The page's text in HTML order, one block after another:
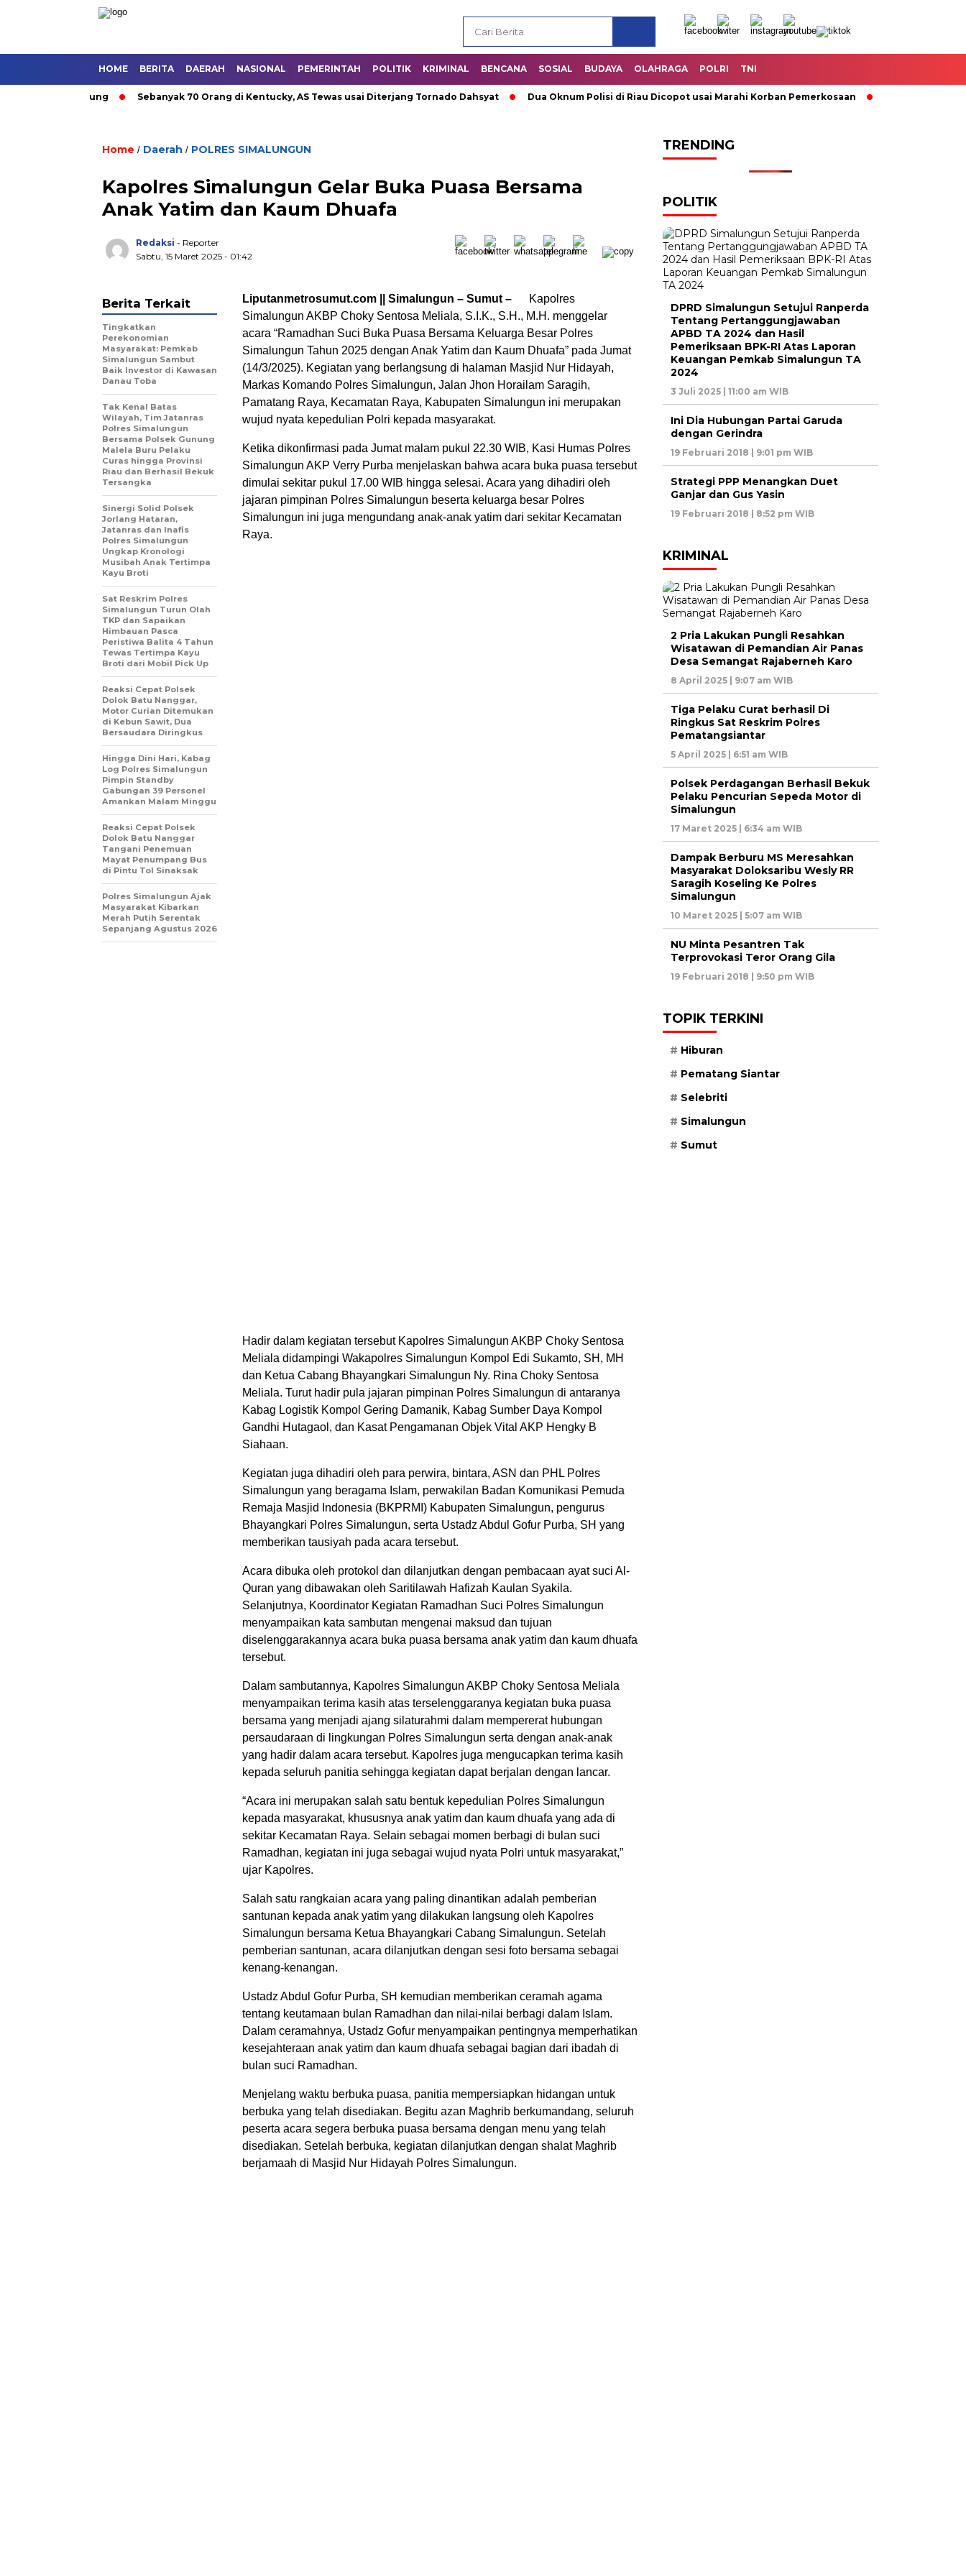
HOME BERITA DAERAH NASIONAL PEMERINTAH POLITIK KRIMINAL BENCANA SOSIAL BUDAYA OLAHRAGA POLRI TNI
Sebanyak 70 Orang di Kentucky, AS Tewas usai Diterjang Tornado Dahsyat Dua Oknum Polisi di Riau Dicopot usai Marahi Korban Pemerkosaan Kemendag Cabut
Home / Daerah / POLRES SIMALUNGUN
Kapolres Simalungun Gelar Buka Puasa Bersama
Anak Yatim dan Kaum Dhuafa
Redaksi - Reporter
Sabtu, 15 Maret 2025 - 01:42
Liputanmetrosumut.com || Simalungun – Sumut –
Kapolres
Simalungun AKBP Choky Sentosa Meliala, S.I.K., S.H., M.H. menggelar
acara “Ramadhan Suci Buka Puasa Bersama Keluarga Besar Polres
Simalungun Tahun 2025 dengan Anak Yatim dan Kaum Dhuafa” pada Jumat
(14/3/2025). Kegiatan yang berlangsung di halaman Masjid Nur Hidayah,
Markas Komando Polres Simalungun, Jalan Jhon Horailam Saragih,
Pamatang Raya, Kecamatan Raya, Kabupaten Simalungun ini merupakan
wujud nyata kepedulian Polri kepada masyarakat.
Ketika dikonfirmasi pada Jumat malam pukul 22.30 WIB, Kasi Humas Polres
Simalungun AKP Verry Purba menjelaskan bahwa acara buka puasa tersebut
dimulai sekitar pukul 17.00 WIB hingga selesai. Acara yang dihadiri oleh
jajaran pimpinan Polres Simalungun beserta keluarga besar Polres
Simalungun ini juga mengundang anak-anak yatim dari sekitar Kecamatan
Raya.
Hadir dalam kegiatan tersebut Kapolres Simalungun AKBP Choky Sentosa
Meliala didampingi Wakapolres Simalungun Kompol Edi Sukamto, SH, MH
dan Ketua Cabang Bhayangkari Simalungun Ny. Rina Choky Sentosa
Meliala. Turut hadir pula jajaran pimpinan Polres Simalungun di antaranya
Kabag Logistik Kompol Gering Damanik, Kabag Sumber Daya Kompol
Gandhi Hutagaol, dan Kasat Pengamanan Objek Vital AKP Hengky B
Siahaan.
Kegiatan juga dihadiri oleh para perwira, bintara, ASN dan PHL Polres
Simalungun yang beragama Islam, perwakilan Badan Komunikasi Pemuda
Remaja Masjid Indonesia (BKPRMI) Kabupaten Simalungun, pengurus
Bhayangkari Polres Simalungun, serta Ustadz Abdul Gofur Purba, SH yang
memberikan tausiyah pada acara tersebut.
Acara dibuka oleh protokol dan dilanjutkan dengan pembacaan ayat suci Al-
Quran yang dibawakan oleh Saritilawah Hafizah Kaulan Syakila.
Selanjutnya, Koordinator Kegiatan Ramadhan Suci Polres Simalungun
menyampaikan kata sambutan mengenai maksud dan tujuan
diselenggarakannya acara buka puasa bersama anak yatim dan kaum dhuafa
tersebut.
Dalam sambutannya, Kapolres Simalungun AKBP Choky Sentosa Meliala
menyampaikan terima kasih atas terselenggaranya kegiatan buka puasa
bersama yang menjadi ajang silaturahmi dalam mempererat hubungan
persaudaraan di lingkungan Polres Simalungun serta dengan anak-anak
yang hadir dalam acara tersebut. Kapolres juga mengucapkan terima kasih
kepada seluruh panitia sehingga kegiatan dapat berjalan dengan lancar.
“Acara ini merupakan salah satu bentuk kepedulian Polres Simalungun
kepada masyarakat, khususnya anak yatim dan kaum dhuafa yang ada di
sekitar Kecamatan Raya. Selain sebagai momen berbagi di bulan suci
Ramadhan, kegiatan ini juga sebagai wujud nyata Polri untuk masyarakat,”
ujar Kapolres.
Salah satu rangkaian acara yang paling dinantikan adalah pemberian
santunan kepada anak yatim yang dilakukan langsung oleh Kapolres
Simalungun bersama Ketua Bhayangkari Cabang Simalungun. Setelah
pemberian santunan, acara dilanjutkan dengan sesi foto bersama sebagai
kenang-kenangan.
Ustadz Abdul Gofur Purba, SH kemudian memberikan ceramah agama
tentang keutamaan bulan Ramadhan dan nilai-nilai berbagi dalam Islam.
Dalam ceramahnya, Ustadz Gofur menyampaikan pentingnya memperhatikan
kesejahteraan anak yatim dan kaum dhuafa sebagai bagian dari ibadah di
bulan suci Ramadhan.
Menjelang waktu berbuka puasa, panitia mempersiapkan hidangan untuk
berbuka yang telah disediakan. Begitu azan Maghrib berkumandang, seluruh
peserta acara segera berbuka puasa bersama dengan menu yang telah
disediakan. Setelah berbuka, kegiatan dilanjutkan dengan shalat Maghrib
berjamaah di Masjid Nur Hidayah Polres Simalungun.
Berita Terkait
Tingkatkan
Perekonomian
Masyarakat: Pemkab
Simalungun Sambut
Baik Investor di Kawasan
Danau Toba
Tak Kenal Batas
Wilayah, Tim Jatanras
Polres Simalungun
Bersama Polsek Gunung
Malela Buru Pelaku
Curas hingga Provinsi
Riau dan Berhasil Bekuk
Tersangka
Sinergi Solid Polsek
Jorlang Hataran,
Jatanras dan Inafis
Polres Simalungun
Ungkap Kronologi
Musibah Anak Tertimpa
Kayu Broti
Sat Reskrim Polres
Simalungun Turun Olah
TKP dan Sapaikan
Himbauan Pasca
Peristiwa Balita 4 Tahun
Tewas Tertimpa Kayu
Broti dari Mobil Pick Up
Reaksi Cepat Polsek
Dolok Batu Nanggar,
Motor Curian Ditemukan
di Kebun Sawit, Dua
Bersaudara Diringkus
Hingga Dini Hari, Kabag
Log Polres Simalungun
Pimpin Standby
Gabungan 39 Personel
Amankan Malam Minggu
Reaksi Cepat Polsek
Dolok Batu Nanggar
Tangani Penemuan
Mayat Penumpang Bus
di Pintu Tol Sinaksak
Polres Simalungun Ajak
Masyarakat Kibarkan
Merah Putih Serentak
Sepanjang Agustus 2026
TRENDING
POLITIK
DPRD Simalungun Setujui Ranperda
Tentang Pertanggungjawaban
APBD TA 2024 dan Hasil
Pemeriksaan BPK-RI Atas Laporan
Keuangan Pemkab Simalungun TA
2024
3 Juli 2025 | 11:00 am WIB
Ini Dia Hubungan Partai Garuda
dengan Gerindra
19 Februari 2018 | 9:01 pm WIB
Strategi PPP Menangkan Duet
Ganjar dan Gus Yasin
19 Februari 2018 | 8:52 pm WIB
KRIMINAL
2 Pria Lakukan Pungli Resahkan
Wisatawan di Pemandian Air Panas
Desa Semangat Rajaberneh Karo
8 April 2025 | 9:07 am WIB
Tiga Pelaku Curat berhasil Di
Ringkus Sat Reskrim Polres
Pematangsiantar
5 April 2025 | 6:51 am WIB
Polsek Perdagangan Berhasil Bekuk
Pelaku Pencurian Sepeda Motor di
Simalungun
17 Maret 2025 | 6:34 am WIB
Dampak Berburu MS Meresahkan
Masyarakat Doloksaribu Wesly RR
Saragih Koseling Ke Polres
Simalungun
10 Maret 2025 | 5:07 am WIB
NU Minta Pesantren Tak
Terprovokasi Teror Orang Gila
19 Februari 2018 | 9:50 pm WIB
TOPIK TERKINI
Hiburan
Pematang Siantar
Selebriti
Simalungun
Sumut